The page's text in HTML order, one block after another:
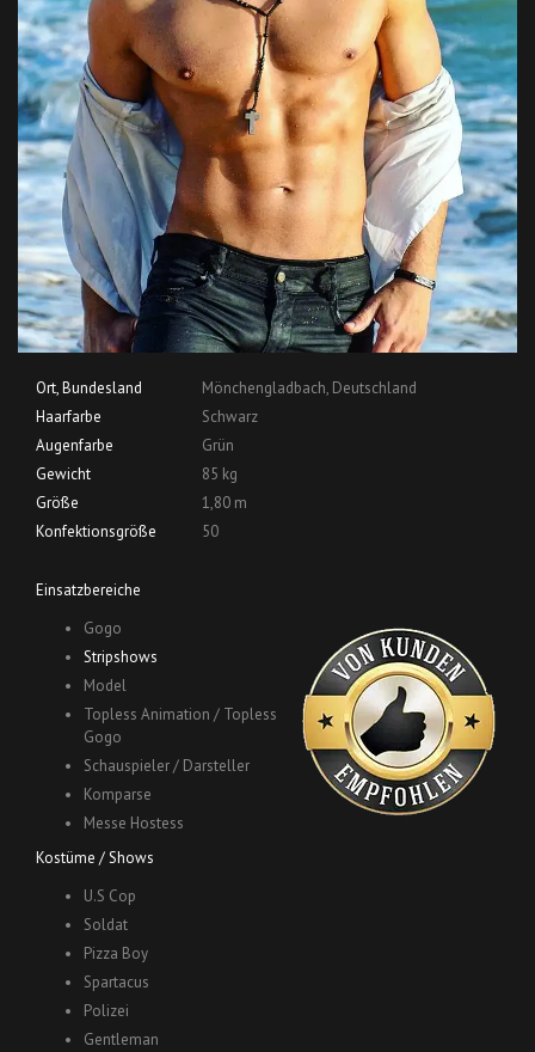
Ort, Bundesland
Mönchengladbach, Deutschland
Haarfarbe
Schwarz
Augenfarbe
Grün
Gewicht
85 kg
Größe
1,80 m
Konfektionsgröße
50
Einsatzbereiche
Gogo
Stripshows
Model
Topless Animation / Topless
Gogo
Schauspieler / Darsteller
Komparse
Messe Hostess
Kostüme / Shows
U.S Cop
Soldat
Pizza Boy
Spartacus
Polizei
Gentleman